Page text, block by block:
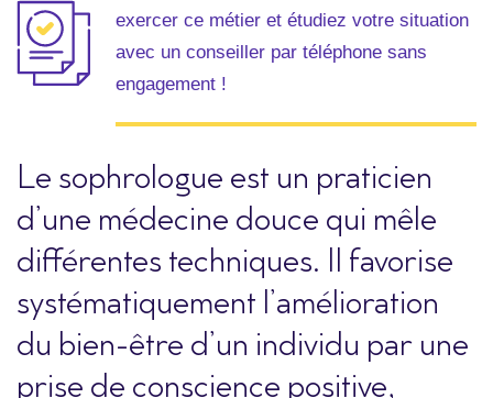
exercer ce métier et étudiez votre situation
avec un conseiller par téléphone sans
engagement !
Le sophrologue est un praticien
d’une médecine douce qui mêle
différentes techniques. Il favorise
systématiquement l’amélioration
du bien-être d’un individu par une
prise de conscience positive,